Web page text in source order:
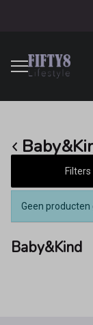
Fifty8
Filters
Geen producten
Baby&Kind